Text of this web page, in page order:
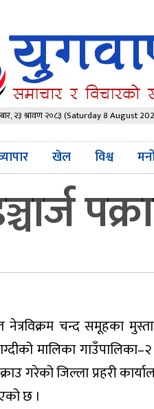
२३ श्रावण २०८३(Saturday 8 August
खेल विश्व
नेत्रविक्रम चन्द समूहका
मालिका
गरेको जिल्ला प्रहरी
छ ।